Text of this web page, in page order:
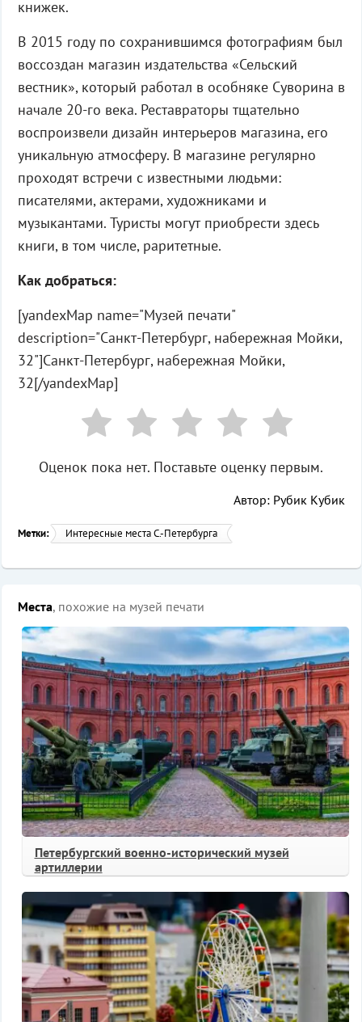
книжек.
В 2015 году по сохранившимся фотографиям был
воссоздан магазин издательства «Сельский
вестник», который работал в особняке Суворина в
начале 20-го века. Реставраторы тщательно
воспроизвели дизайн интерьеров магазина, его
уникальную атмосферу. В магазине регулярно
проходят встречи с известными людьми:
писателями, актерами, художниками и
музыкантами. Туристы могут приобрести здесь
книги, в том числе, раритетные.
Как добраться:
[yandexMap name="Музей печати"
description="Санкт-Петербург, набережная Мойки,
32"]Санкт-Петербург, набережная Мойки,
32[/yandexMap]
Оценок пока нет. Поставьте оценку первым.
Автор: Рубик Кубик
Метки: Интересные места С.-Петербурга
Места, похожие на музей печати
Петербургский военно-исторический музей
артиллерии